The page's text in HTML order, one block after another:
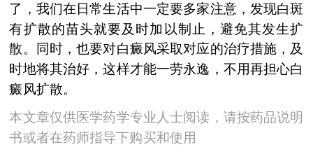
了，我们在日常生活中一定要多家注意，发现白斑
有扩散的苗头就要及时加以制止，避免其发生扩
散。同时，也要对白癜风采取对应的治疗措施，及
时地将其治好，这样才能一劳永逸，不用再担心白
癜风扩散。
本文章仅供医学药学专业人士阅读，请按药品说明
书或者在药师指导下购买和使用